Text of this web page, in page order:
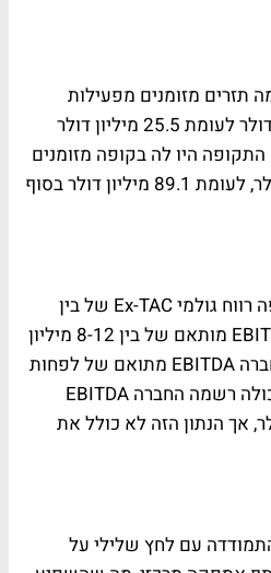
תזרים מזומנים מפעילות
שוטפת של כ-42.7 מיליון דולר לעומת 25.5 מיליון דולר
התקופה היו לה בקופה מזומנים
בסך של כ-166.1 מיליון דולר, לעומת 89.1 מיליון דולר בסוף
לרבעון הראשון החברה צופה רווח גולמי Ex-TAC של בין
100-105 מיליון דולר ו-EBITDA מותאם של בין 8-12 מיליון
דולר, ולשנה כולה צופה החברה EBITDA מתואם של לפחות
180 מיליון דולר. ב-2024 כולה רשמה החברה EBITDA
מיליון דולר, אך הנתון הזה לא כולל את
עם לחץ שלילי על